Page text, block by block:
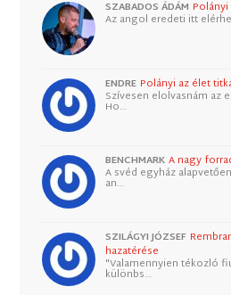
SZABADOS ÁDÁM
Az angol eredeti itt
ENDRE Polányi az élet
Szívesen elolvasnám az
Ho…
BENCHMARK A nagy
A svéd egyház
an…
SZILÁGYI JÓZSEF
hazatérése
"Valamennyien tékozló
különbs…